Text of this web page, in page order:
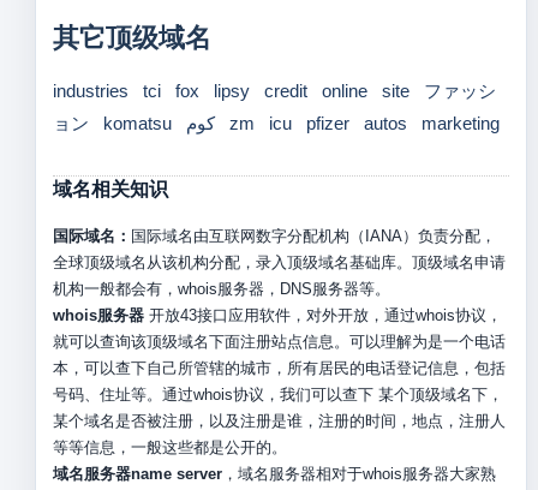
其它顶级域名
industries tci fox lipsy credit online site
ファッシ
ョン
komatsu كوم zm icu pfizer autos marketing
域名相关知识
国际域名： 国际域名由互联网数字分配机构（IANA）负责分配，
全球顶级域名从该机构分配，录入顶级域名基础库。顶级域名申请
机构一般都会有，whois服务器，DNS服务器等。
whois服务器开放43接口应用软件，对外开放，通过whois协议，
就可以查询该顶级域名下面注册站点信息。可以理解为是一个电话
本，可以查下自己所管辖的城市，所有居民的电话登记信息，包括
号码、住址等。通过whois协议，我们可以查下 某个顶级域名下，
某个域名是否被注册，以及注册是谁，注册的时间，地点，注册人
等等信息，一般这些都是公开的。
域名服务器name server，域名服务器相对于whois服务器大家熟